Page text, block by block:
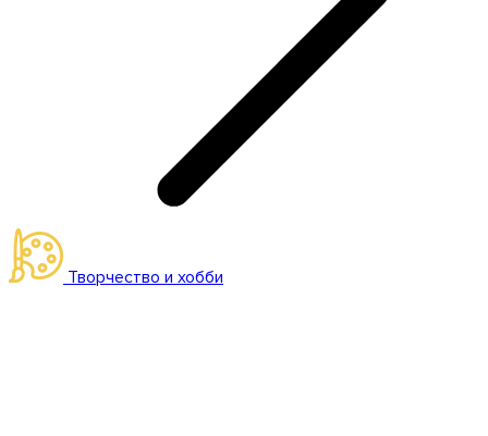
Творчество и хобби